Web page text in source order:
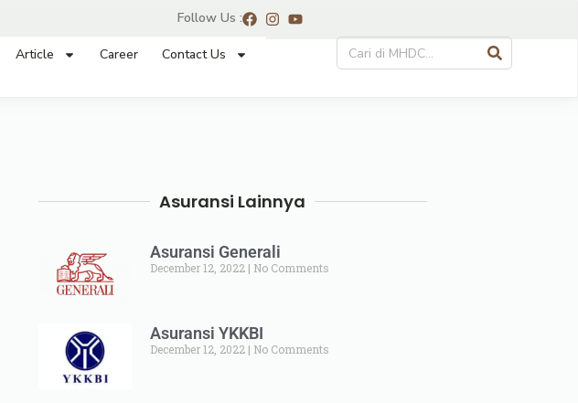
Follow Us :
Article Career Contact Us
Asuransi Lainnya
Asuransi Generali
December 12, 2022 No Comments
Asuransi YKKBI
December 12, 2022 No Comments